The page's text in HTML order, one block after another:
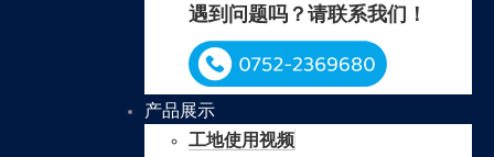
遇到问题吗？请联系我们！
产品展示
工地使用视频